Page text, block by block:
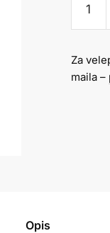
pvc
s
Za
maila –
Opis